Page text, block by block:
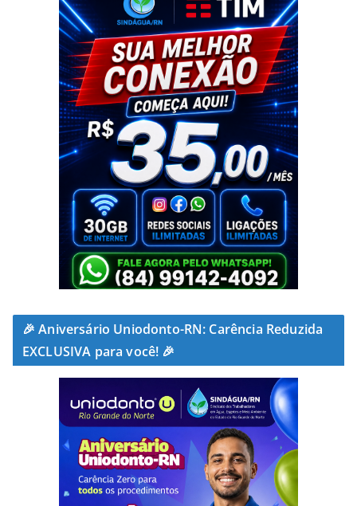
🎉 Aniversário Uniodonto-RN: Carência Reduzida
EXCLUSIVA para você! 🎉